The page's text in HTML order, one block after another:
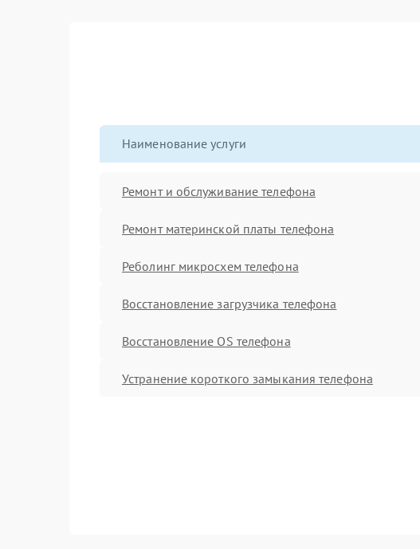
Наименование услуги
Ремонт и обслуживание телефона
Ремонт материнской платы телефона
Реболинг микросхем телефона
Восстановление загрузчика телефона
Восстановление OS телефона
Устранение короткого замыкания телефона